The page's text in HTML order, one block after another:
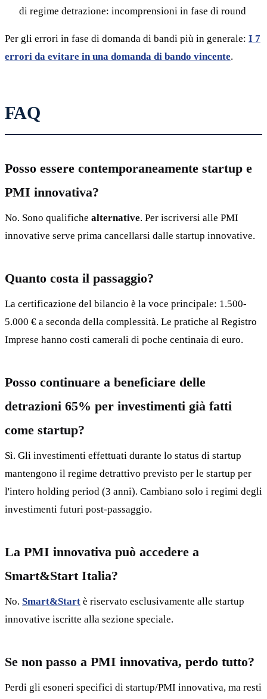
di regime detrazione: incomprensioni in fase di round
Per gli errori in fase di domanda di bandi più in generale: I 7
errori da evitare in una domanda di bando vincente.
FAQ
Posso essere contemporaneamente startup e
PMI innovativa?
No. Sono qualifiche alternative. Per iscriversi alle PMI
innovative serve prima cancellarsi dalle startup innovative.
Quanto costa il passaggio?
La certificazione del bilancio è la voce principale: 1.500-
5.000 € a seconda della complessità. Le pratiche al Registro
Imprese hanno costi camerali di poche centinaia di euro.
Posso continuare a beneficiare delle
detrazioni 65% per investimenti già fatti
come startup?
Sì. Gli investimenti effettuati durante lo status di startup
mantengono il regime detrattivo previsto per le startup per
l'intero holding period (3 anni). Cambiano solo i regimi degli
investimenti futuri post-passaggio.
La PMI innovativa può accedere a
Smart&Start Italia?
No. Smart&Start è riservato esclusivamente alle startup
innovative iscritte alla sezione speciale.
Se non passo a PMI innovativa, perdo tutto?
Perdi gli esoneri specifici di startup/PMI innovativa, ma resti